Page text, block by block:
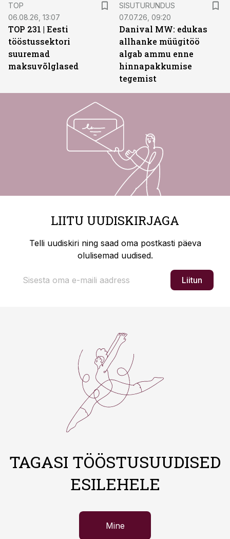
TOP
06.08.26, 13:07
TOP 231 | Eesti
tööstussektori
suuremad
maksuvõlglased
SISUTURUNDUS
07.07.26, 09:20
Danival MW: edukas
allhanke müügitöö
algab ammu enne
hinnapakkumise
tegemist
LIITU UUDISKIRJAGA
Telli uudiskiri ning saad oma postkasti päeva
olulisemad uudised.
Liitun
TAGASI TÖÖSTUSUUDISED
ESILEHELE
Mine